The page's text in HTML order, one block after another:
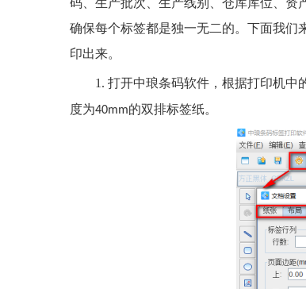
码、生产批次、生产线别、仓库库位、资
确保每个标签都是独一无二的。下面我们
印出来。
1. 打开中琅条码软件，根据打印机中
度为40mm的双排标签纸。